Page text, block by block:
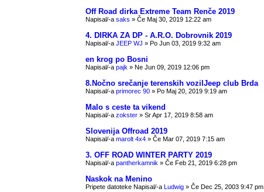
Off Road dirka Extreme Team Renče 2019
Napisal/-a saks » Če Maj 30, 2019 12:22 am
4. DIRKA ZA DP - A.R.O. Dobrovnik 2019
Napisal/-a JEEP WJ » Po Jun 03, 2019 9:32 am
en krog po Bosni
Napisal/-a pajk » Ne Jun 09, 2019 12:06 pm
8.Nočno srečanje terenskih vozilJeep club Brda
Napisal/-a primorec 90 » Po Maj 20, 2019 9:19 am
Malo s ceste ta vikend
Napisal/-a zokster » Sr Apr 17, 2019 8:58 am
Slovenija Offroad 2019
Napisal/-a marolt 4x4 » Če Mar 07, 2019 7:15 am
3. OFF ROAD WINTER PARTY 2019
Napisal/-a pantherkamnik » Če Feb 21, 2019 6:28 pm
Naskok na Menino
Pripete datoteke Napisal/-a Ludwig » Če Dec 25, 2003 9:47 pm